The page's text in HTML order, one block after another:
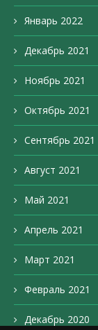
Январь 2022
Декабрь 2021
Ноябрь 2021
Октябрь 2021
Сентябрь 2021
Август 2021
Май 2021
Апрель 2021
Март 2021
Февраль 2021
Декабрь 2020